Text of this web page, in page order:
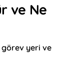
ve Ne
görev yeri ve